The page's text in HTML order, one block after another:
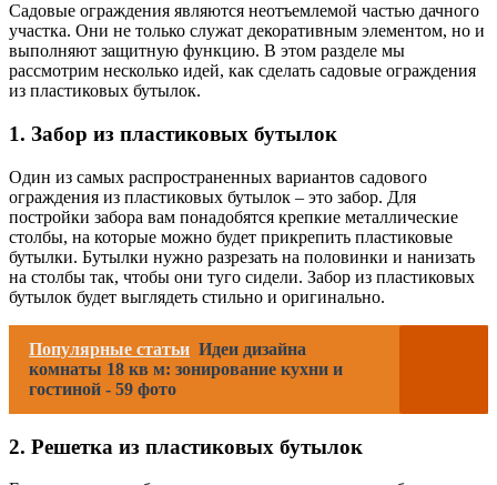
Садовые ограждения являются неотъемлемой частью дачного
участка. Они не только служат декоративным элементом, но и
выполняют защитную функцию. В этом разделе мы
рассмотрим несколько идей, как сделать садовые ограждения
из пластиковых бутылок.
1. Забор из пластиковых бутылок
Один из самых распространенных вариантов садового
ограждения из пластиковых бутылок – это забор. Для
постройки забора вам понадобятся крепкие металлические
столбы, на которые можно будет прикрепить пластиковые
бутылки. Бутылки нужно разрезать на половинки и нанизать
на столбы так, чтобы они туго сидели. Забор из пластиковых
бутылок будет выглядеть стильно и оригинально.
Популярные статьи Идеи дизайна
комнаты 18 кв м: зонирование кухни и
гостиной - 59 фото
2. Решетка из пластиковых бутылок